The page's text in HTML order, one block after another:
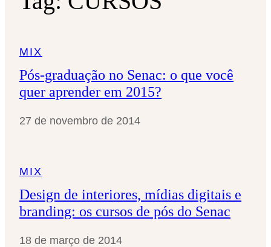
MIX
Pós-graduação no Senac: o que você
quer aprender em 2015?
27 de novembro de 2014
MIX
Design de interiores, mídias digitais e
branding: os cursos de pós do Senac
18 de março de 2014